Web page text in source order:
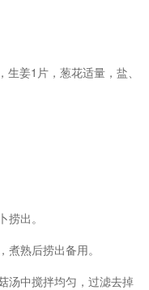
姜1片，葱花适量，盐、
出。
熟后捞出备用。
汤中搅拌均匀，过滤去掉